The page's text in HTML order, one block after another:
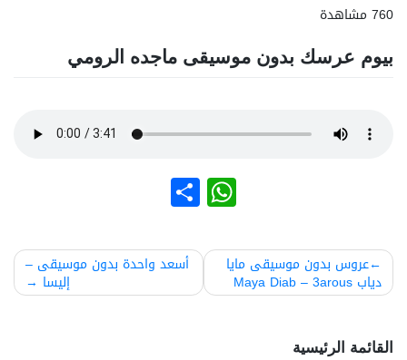
760 مشاهدة
بيوم عرسك بدون موسيقى ماجده الرومي
WhatsApp
نشر
تصفّح
المقالات
عروس بدون موسيقى مايا
دياب Maya Diab – 3arous
أسعد واحدة بدون موسيقى –
إليسا
القائمة الرئيسية